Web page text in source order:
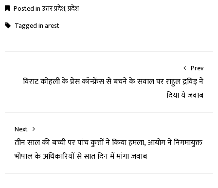
Posted inउत्तर प्रदेश,प्रदेश
Tagged inarest
Prev
विराट कोहली के प्रेस कॉन्फ्रेंस से बचने के सवाल पर राहुल द्रविड़ ने
दिया ये जवाब
Next
तीन साल की बच्ची पर पांच कुत्तों ने किया हमला, आयोग ने निगमायुक्त
भोपाल के अधिकारियों से सात दिन में मांगा जवाब